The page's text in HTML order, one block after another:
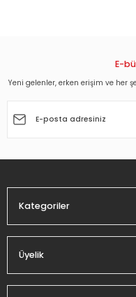
Ürün açıklamasında
Ürün bilgilerinde hatalar
Bu ürüne benzer farklı
ZAFER VURUŞU - A SHOT AT
E-
Yeni gelenler, erken erişim ve her
Kategoriler
Üyelik